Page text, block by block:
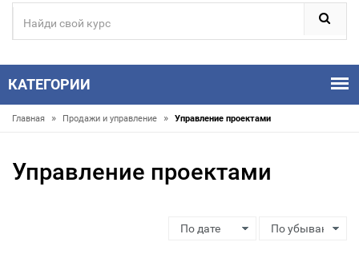
КАТЕГОРИИ
Главная » Продажи и управление » Управление проектами
Управление проектами